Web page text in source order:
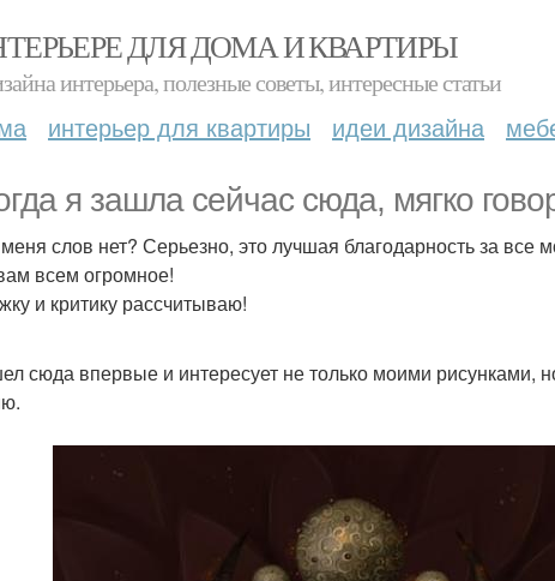
ДЛЯ ДОМА И КВАРТИРЫ
интерьера, полезные советы, интересные статьи
интерьер для квартиры идеи дизайна
я зашла сейчас сюда, мягко
слов нет? Серьезно, это лучшая благодарность за все
всем огромное!
и критику рассчитываю!
сюда впервые и интересует не только моими рисунками,